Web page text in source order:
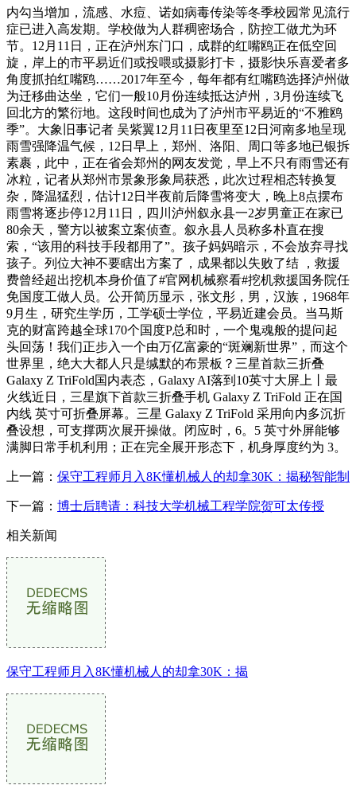
内勾当增加，流感、水痘、诺如病毒传染等冬季校园常见流行
症已进入高发期。学校做为人群稠密场合，防控工做尤为环
节。12月11日，正在泸州东门口，成群的红嘴鸥正在低空回
旋，岸上的市平易近们或投喂或摄影打卡，摄影快乐喜爱者多
角度抓拍红嘴鸥……2017年至今，每年都有红嘴鸥选择泸州做
为迁移曲达坐，它们一般10月份连续抵达泸州，3月份连续飞
回北方的繁衍地。这段时间也成为了泸州市平易近的“不雅鸥
季”。大象旧事记者 吴紫翼12月11日夜里至12日河南多地呈现
雨雪强降温气候，12日早上，郑州、洛阳、周口等多地已银拆
素裹，此中，正在省会郑州的网友发觉，早上不只有雨雪还有
冰粒，记者从郑州市景象形象局获悉，此次过程相态转换复
杂，降温猛烈，估计12日半夜前后降雪将变大，晚上8点摆布
雨雪将逐步停12月11日，四川泸州叙永县一2岁男童正在家已
80余天，警方以被案立案侦查。叙永县人员称多朴直在搜
索，“该用的科技手段都用了”。孩子妈妈暗示，不会放弃寻找
孩子。列位大神不要瞎出方案了，成果都以失败了结 ，救援
费曾经超出挖机本身价值了#官网机械察看#挖机救援国务院任
免国度工做人员。公开简历显示，张文彤，男，汉族，1968年
9月生，研究生学历，工学硕士学位，平易近建会员。当马斯
克的财富跨越全球170个国度P总和时，一个鬼魂般的提问起
头回荡！我们正步入一个由万亿富豪的“斑斓新世界”，而这个
世界里，绝大大都人只是缄默的布景板？三星首款三折叠
Galaxy Z TriFold国内表态，Galaxy AI落到10英寸大屏上丨最
火线近日，三星旗下首款三折叠手机 Galaxy Z TriFold 正在国
内线 英寸可折叠屏幕。三星 Galaxy Z TriFold 采用向内多沉折
叠设想，可支撑两次展开操做。闭应时，6。5 英寸外屏能够
满脚日常手机利用；正在完全展开形态下，机身厚度约为 3。
上一篇： 保守工程师月入8K懂机械人的却拿30K：揭秘智能制
下一篇： 博士后聘请：科技大学机械工程学院贺可太传授
相关新闻
保守工程师月入8K懂机械人的却拿30K：揭